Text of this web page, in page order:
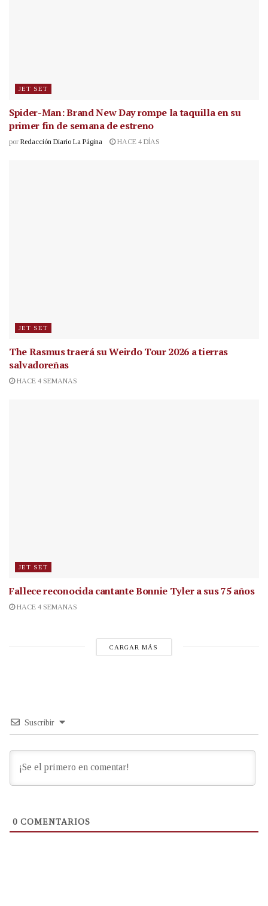
JET SET
Spider-Man: Brand New Day rompe la taquilla en su
primer fin de semana de estreno
por Redacción Diario La Página HACE 4 DÍAS
JET SET
The Rasmus traerá su Weirdo Tour 2026 a tierras
salvadoreñas
HACE 4 SEMANAS
JET SET
Fallece reconocida cantanteBonnie Tyler a sus 75 años
HACE 4 SEMANAS
CARGAR MÁS
Suscribir
0 COMENTARIOS